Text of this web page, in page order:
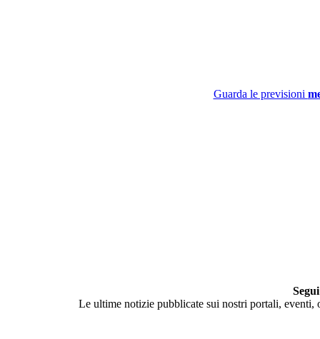
Guarda le previsioni
Le ultime notizie pubblicate sui nostri portali,